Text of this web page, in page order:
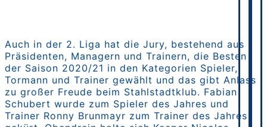
Auch in der 2. Liga hat die Jury, bestehend aus
Präsidenten, Managern und Trainern, die Besten
der Saison 2020/21 in den Kategorien Spieler,
Tormann und Trainer gewählt und das gibt Anlass
zu großer Freude beim Stahlstadtklub. Fabian
Schubert wurde zum Spieler des Jahres und
Trainer Ronny Brunmayr zum Trainer des Jahres